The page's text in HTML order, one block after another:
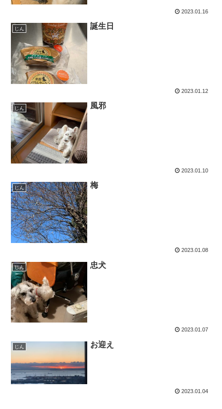
2023.01.16
じん 誕生日
2023.01.12
じん 風邪
2023.01.10
じん 梅
2023.01.08
じん 忠犬
2023.01.07
じん お迎え
2023.01.04